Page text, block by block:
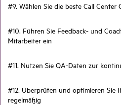
#9. Wählen Sie die beste Call Center
#10. Führen Sie Feedback- und
Mitarbeiter ein
#11. Nutzen Sie QA-Daten zur
#12. Überprüfen und optimieren Sie
regelmäßig